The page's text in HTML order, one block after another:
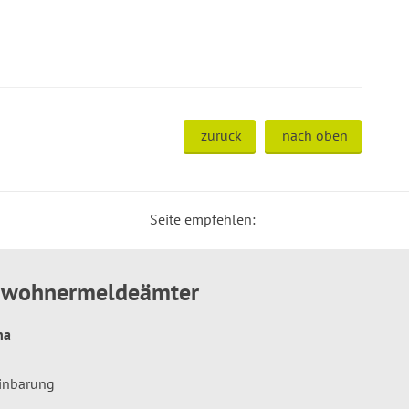
zurück nach oben
Seite empfehlen: